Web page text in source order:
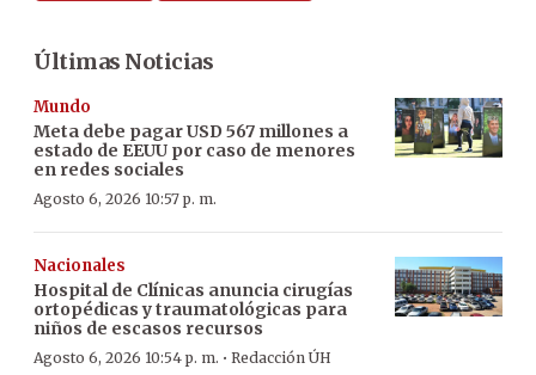
Últimas Noticias
Mundo
Meta debe pagar USD 567 millones a
estado de EEUU por caso de menores
en redes sociales
Agosto 6, 2026 10:57 p. m.
Nacionales
Hospital de Clínicas anuncia cirugías
ortopédicas y traumatológicas para
niños de escasos recursos
Agosto 6, 2026 10:54 p. m. · Redacción ÚH